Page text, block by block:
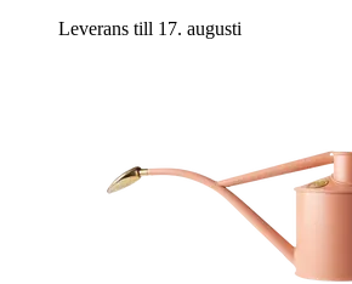
Leverans till 17. augusti